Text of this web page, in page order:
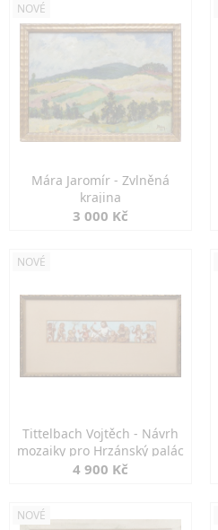
NOVÉ
Mára Jaromír - Zvlněná
krajina
3 000 Kč
NOVÉ
Tittelbach Vojtěch - Návrh
mozaiky pro Hrzánský palác
4 900 Kč
NOVÉ